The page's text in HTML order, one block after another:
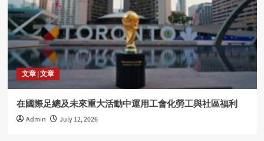
文章 | 文章
在國際足總及未來重大活動中運用工會化勞工與社區福利
Admin July 12, 2026